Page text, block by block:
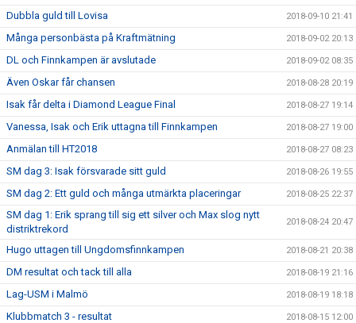
Dubbla guld till Lovisa 2018-09-10 21:41
Många personbästa på Kraftmätning 2018-09-02 20:13
DL och Finnkampen är avslutade 2018-09-02 08:35
Även Oskar får chansen 2018-08-28 20:19
Isak får delta i Diamond League Final 2018-08-27 19:14
Vanessa, Isak och Erik uttagna till Finnkampen 2018-08-27 19:00
Anmälan till HT2018 2018-08-27 08:23
SM dag 3: Isak försvarade sitt guld 2018-08-26 19:55
SM dag 2: Ett guld och många utmärkta placeringar 2018-08-25 22:37
SM dag 1: Erik sprang till sig ett silver och Max slog nytt
distriktrekord
2018-08-24 20:47
Hugo uttagen till Ungdomsfinnkampen 2018-08-21 20:38
DM resultat och tack till alla 2018-08-19 21:16
Lag-USM i Malmö 2018-08-19 18:18
Klubbmatch 3 - resultat 2018-08-15 12:00